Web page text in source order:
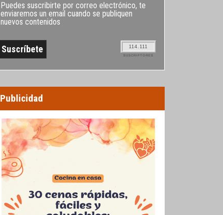
Puedes suscribirte por correo electrónico, te
enviaremos un email cuando se publiquen
nuevos contenidos
114.111
SUSCRIPTORES
Publicidad